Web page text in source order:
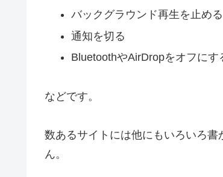
バックグラウンド再生を止める
通知を切る
BluetoothやAirDropをオフにす
などです。
数あるサイトには他にもいろいろ
ん。